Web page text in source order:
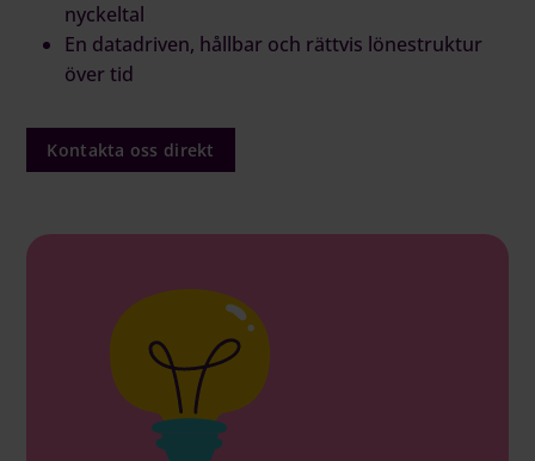
nyckeltal
En datadriven, hållbar och rättvis lönestruktur
över tid
Kontakta oss direkt